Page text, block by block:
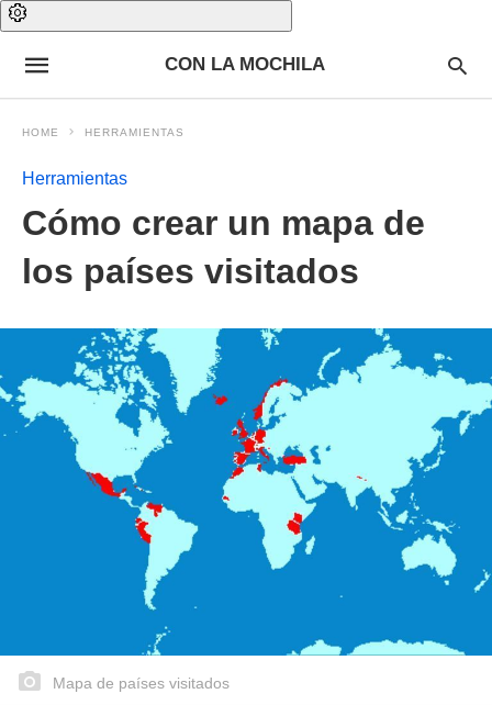
CON LA MOCHILA
HOME HERRAMIENTAS
Herramientas
Cómo crear un mapa de
los países visitados
Mapa de países visitados